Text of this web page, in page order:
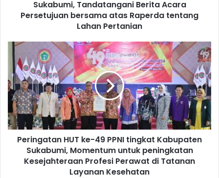
Sukabumi, Tandatangani Berita Acara
Persetujuan bersama atas Raperda tentang
Lahan Pertanian
Peringatan HUT ke-49 PPNI tingkat Kabupaten
Sukabumi, Momentum untuk peningkatan
Kesejahteraan Profesi Perawat di Tatanan
Layanan Kesehatan